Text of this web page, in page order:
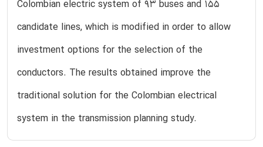
Colombian electric system of 93 buses and 155
candidate lines, which is modified in order to allow
investment options for the selection of the
conductors. The results obtained improve the
traditional solution for the Colombian electrical
system in the transmission planning study.